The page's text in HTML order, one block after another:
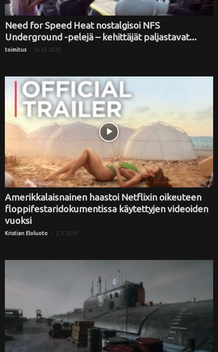
Need for Speed Heat nostalgisoi NFS
Underground -pelejä – kehittäjät paljastavat...
toimitus - 16.10.2019
Amerikkalaisnainen haastoi Netflixin oikeuteen
floppifestaridokumentissa käytettyjen videoiden
vuoksi
Kristian Eloluoto - 2.3.2019